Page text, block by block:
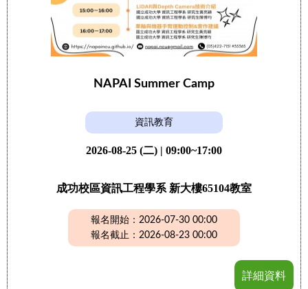
NAPAI Summer Camp
資訊教育
2026-08-25 (二) | 09:00~17:00
成功校區資訊工程學系 新大樓65104教室
報名開始：2026-07-30 00:00
報名截止：2026-08-23 00:00
詳細資料